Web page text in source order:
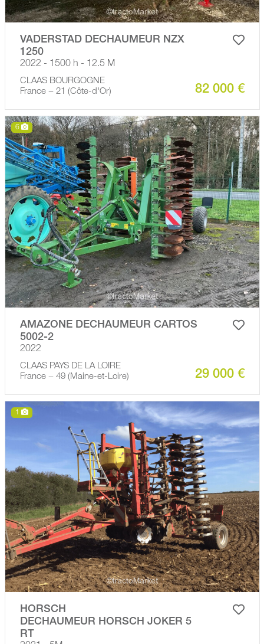
VADERSTAD DECHAUMEUR NZX
1250
2022 - 1500 h - 12.5 M
CLAAS BOURGOGNE
France − 21 (Côte-d'Or)
82 000 €
6
AMAZONE DECHAUMEUR CARTOS
5002-2
2022
CLAAS PAYS DE LA LOIRE
France − 49 (Maine-et-Loire)
29 000 €
1
HORSCH
DECHAUMEUR HORSCH JOKER 5
RT